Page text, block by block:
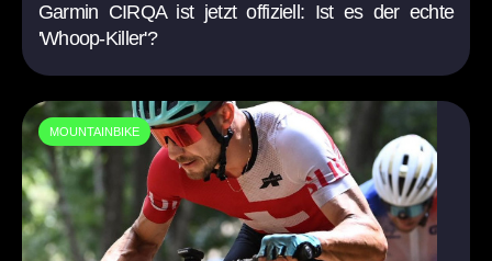
Garmin CIRQA ist jetzt offiziell: Ist es der echte
'Whoop-Killer'?
MOUNTAINBIKE